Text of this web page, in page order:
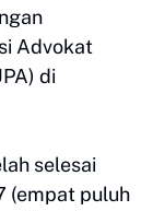
Advokat
di
selesai
(empat puluh